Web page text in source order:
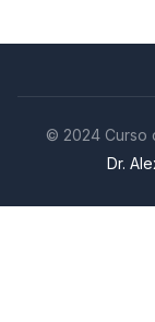
© 2024 Curso
Dr.